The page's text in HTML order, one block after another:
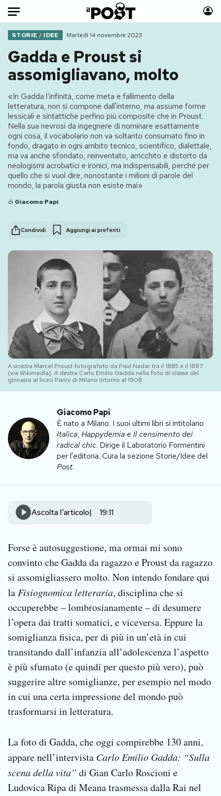
Auto
HOME
Italia
Mondo
Politica
Tecnologia
Internet
Scienza
Cultura
Economia
Moda
Libri
Consumismi
Storie/Idee
Ok Boomer!
Media
Europa
Altrecose
NEWSLETTER
I MIEI PREFERITI
SHOP
CALENDARIO
Area Personale
Newsletter
Notifiche mobile
Regala il Post
STORIE / IDEE Martedì 14 novembre 2023
Gadda e Proust si
assomigliavano, molto
«In Gadda l’infinità, come meta e fallimento della
letteratura, non si compone dall'interno, ma assume forme
lessicali e sintattiche perfino più composite che in Proust.
Nella sua nevrosi da ingegnere di nominare esattamente
ogni cosa, il vocabolario non va soltanto consumato fino in
fondo, dragato in ogni ambito tecnico, scientifico, dialettale,
ma va anche sfondato, reinventato, arricchito e distorto da
neologismi acrobatici e ironici, ma indispensabili, perché per
quello che si vuol dire, nonostante i milioni di parole del
mondo, la parola giusta non esiste mai»
di Giacomo Papi
Condividi Aggiungi ai preferiti
A sinistra Marcel Proust fotografato da Paul Nadar tra il 1885 e il 1887
(via Wikimedia). A destra Carlo Emilio Gadda nella foto di classe del
ginnasio al liceo Parini di Milano intorno al 1908
Giacomo Papi
È nato a Milano. I suoi ultimi libri si intitolano
Italica, Happydemia e Il censimento dei
radical chic. Dirige il Laboratorio Formentini
per l'editoria. Cura la sezione Storie/Idee del
Post.
Ascolta l'articolo 19:11
Forse è autosuggestione, ma ormai mi sono
convinto che Gadda da ragazzo e Proust da ragazzo
si assomigliassero molto. Non intendo fondare qui
la Fisiognomica letteraria, disciplina che si
occuperebbe – lombrosianamente – di desumere
l’opera dai tratti somatici, e viceversa. Eppure la
somiglianza fisica, per di più in un’età in cui
transitando dall’infanzia all’adolescenza l’aspetto
è più sfumato (e quindi per questo più vero), può
suggerire altre somiglianze, per esempio nel modo
in cui una certa impressione del mondo può
trasformarsi in letteratura.
La foto di Gadda, che oggi compirebbe 130 anni,
appare nell’intervista Carlo Emilio Gadda: “Sulla
scena della vita” di Gian Carlo Roscioni e
Ludovica Ripa di Meana trasmessa dalla Rai nel